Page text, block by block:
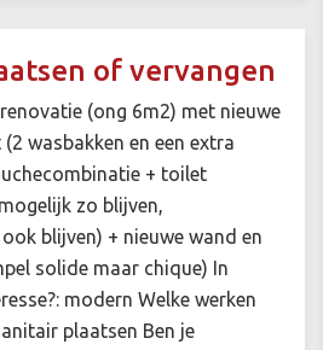
of vervangen
(ong 6m2) met nieuwe
wasbakken en een extra
+ toilet
zo blijven,
blijven) + nieuwe wand en
solide maar chique) In
modern Welke werken
plaatsen Ben je